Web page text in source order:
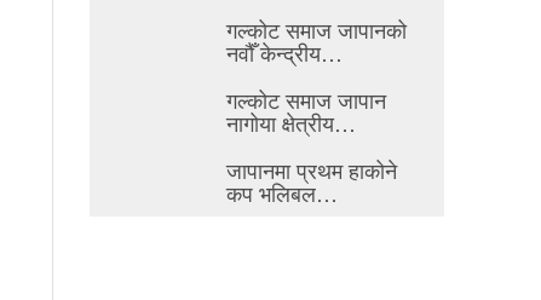
गल्कोट समाज जापानको
नवौँ केन्द्रीय…
गल्कोट समाज जापान
नागोया क्षेत्रीय…
जापानमा प्रथम हाकोने
कप भलिबल…